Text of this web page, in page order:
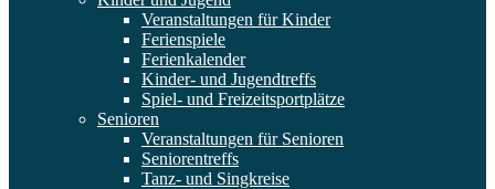
Veranstaltungen für Kinder
Ferienspiele
Ferienkalender
Kinder- und Jugendtreffs
Spiel- und Freizeitsportplätze
Senioren
Veranstaltungen für Senioren
Seniorentreffs
Tanz- und Singkreise